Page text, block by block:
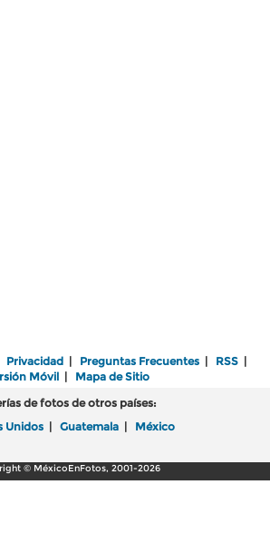
Privacidad | Preguntas Frecuentes | RSS |
Móvil| Mapa de Sitio
de fotos de otros países:
Unidos | Guatemala | México
© MéxicoEnFotos, 2001-2026